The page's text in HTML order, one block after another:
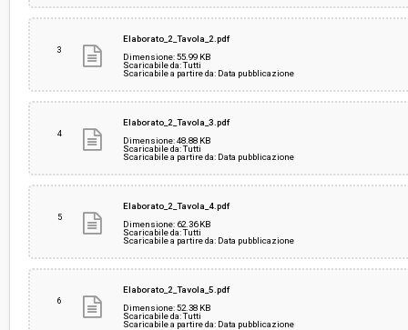
3
Elaborato_2_Tavola_2.pdf
Dimensione: 55.99 KB
Scaricabile da: Tutti
Scaricabile a partire da: Data pubblicazione
4
Elaborato_2_Tavola_3.pdf
Dimensione: 48.88 KB
Scaricabile da: Tutti
Scaricabile a partire da: Data pubblicazione
5
Elaborato_2_Tavola_4.pdf
Dimensione: 62.36 KB
Scaricabile da: Tutti
Scaricabile a partire da: Data pubblicazione
6
Elaborato_2_Tavola_5.pdf
Dimensione: 52.38 KB
Scaricabile da: Tutti
Scaricabile a partire da: Data pubblicazione